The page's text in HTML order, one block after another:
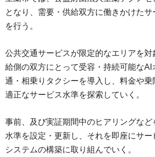
となり、需要・供給双方に働きかけた
を行う。
公共交通サービスが限定的なエリアを
給側の双方にとって受容・持続可能なAI
通・相乗りタクシーを導入し、料金や
適正なサービス水準を探索していく。
事前、及び実証期間中のヒアリングなど
水準を設定・更新し、それを即座にサー
システムの構築に取り組んでいく。